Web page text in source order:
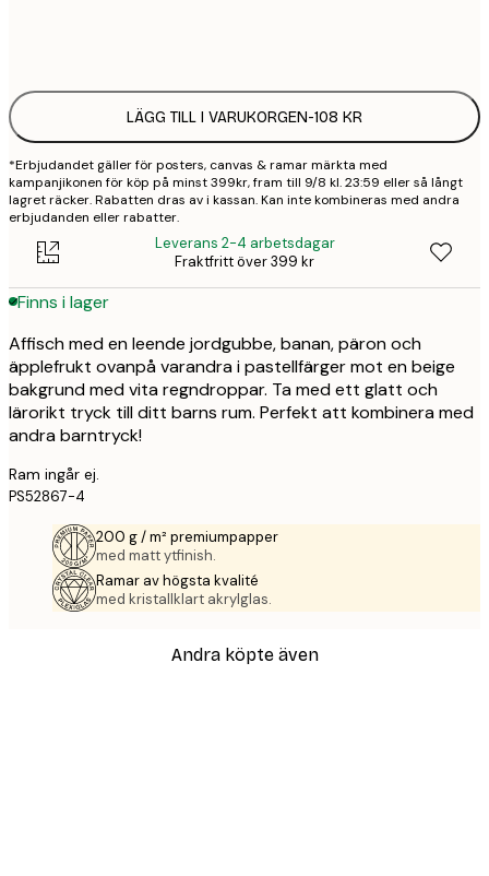
LÄGG TILL I VARUKORGEN-108 KR
*Erbjudandet gäller för posters, canvas & ramar märkta med
kampanjikonen för köp på minst 399kr, fram till 9/8 kl. 23:59 eller så långt
lagret räcker. Rabatten dras av i kassan. Kan inte kombineras med andra
erbjudanden eller rabatter.
Leverans 2-4 arbetsdagar
Fraktfritt över 399 kr
Finns i lager
Affisch med en leende jordgubbe, banan, päron och
äpplefrukt ovanpå varandra i pastellfärger mot en beige
bakgrund med vita regndroppar. Ta med ett glatt och
lärorikt tryck till ditt barns rum. Perfekt att kombinera med
andra barntryck!
Ram ingår ej.
PS52867-4
200 g / m² premiumpapper
med matt ytfinish.
Ramar av högsta kvalité
med kristallklart akrylglas.
Andra köpte även